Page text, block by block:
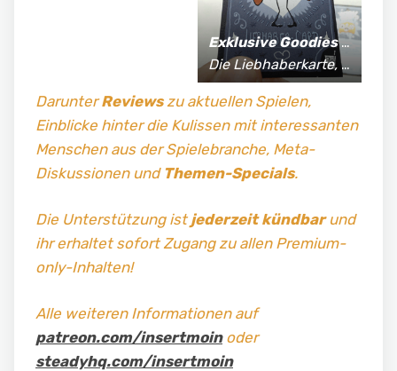
Exklusive Goodiesfür Supporter*innen:
Die Liebhaberkarte, jährlich limitierte Fan-Shirts und vieles mehr!
DarunterReviewszu aktuellen Spielen,
Einblicke hinter die Kulissen mit interessanten
Menschen aus der Spielebranche, Meta-
Diskussionen und Themen-Specials.
Die Unterstützung istjederzeit kündbarund
ihr erhaltet sofort Zugang zu allen Premium-
only-Inhalten!
Alle weiteren Informationen auf
patreon.com/insertmoinoder
steadyhq.com/insertmoin